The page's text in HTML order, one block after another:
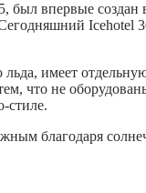
был впервые
Icehotel
имеет
что не
стиле.
благодаря